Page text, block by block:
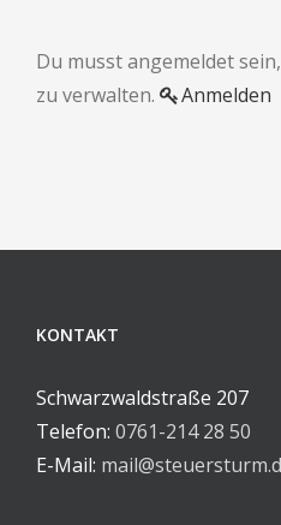
Du musst angemeldet
zu verwalten.
Anmelden
KONTAKT
Schwarzwaldstraße 207
Telefon: 0761-214 28 50
E-Mail: